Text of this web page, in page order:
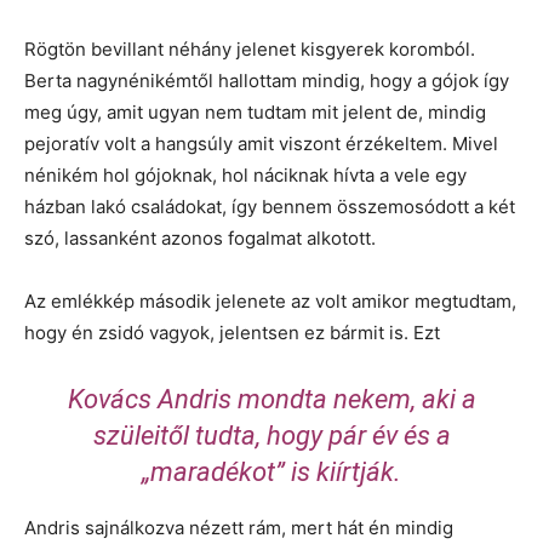
Rögtön bevillant néhány jelenet kisgyerek koromból.
Berta nagynénikémtől hallottam mindig, hogy a gójok így
meg úgy, amit ugyan nem tudtam mit jelent de, mindig
pejoratív volt a hangsúly amit viszont érzékeltem. Mivel
nénikém hol gójoknak, hol náciknak hívta a vele egy
házban lakó családokat, így bennem összemosódott a két
szó, lassanként azonos fogalmat alkotott.
Az emlékkép második jelenete az volt amikor megtudtam,
hogy én zsidó vagyok, jelentsen ez bármit is. Ezt
Kovács Andris mondta nekem, aki a
szüleitől tudta, hogy pár év és a
„maradékot” is kiírtják.
Andris sajnálkozva nézett rám, mert hát én mindig